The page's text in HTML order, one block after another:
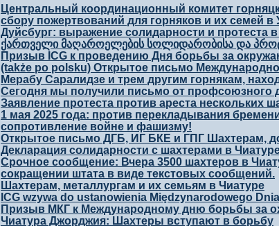
Центральный координационный комитет
сбору пожертвований для горняков и их семей в
Дуйсбург: выражение солидарности и протеста
ქართველი მაღაროელების სოლიდარობისა და
Призыв ICG к проведению Дня борьбы за
(także po polsku) Открытое письмо
Мерабу Саралидзе и трем другим горнякам,
Сегодня мы получили письмо от профсоюзного
Заявление протеста против ареста нескольких
1 мая 2025 года: против перекладывания
сопротивление войне и фашизму!
Открытое письмо ДГБ, ИГ БКЕ и ГПГ Шахтерам,
Декларация солидарности с шахтерами в
Срочное сообщение: Вчера 3500 шахтеров в
сокращении штата в виде текстовых сообщений.
Шахтерам, металлургам и их семьям в Чиатуре
ICG wzywa do ustanowienia Międzynarodowego
Призыв МКГ к Международному дню борьбы за
Чиатура Джорджия: Шахтеры вступают в борьбу